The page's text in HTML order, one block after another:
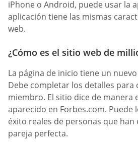
iPhone o Android, puede usar la
aplicación tiene las mismas
web.
¿Cómo es el sitio web de
La página de inicio tiene un
Debe completar los detalles para
miembro. El sitio dice de manera
aparecido en Forbes.com. Puede
éxito reales de personas que
pareja perfecta.